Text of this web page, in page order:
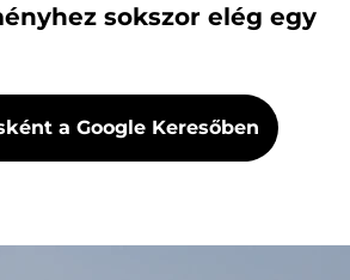
sokszor elég egy
a Google Keresőben